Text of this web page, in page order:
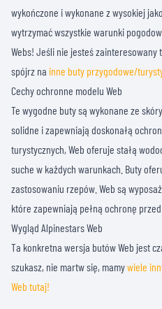
wykończone i wykonane z wysokiej
wytrzymać wszystkie warunki
Webs! Jeśli nie jesteś
spójrz na inne buty przygodowe/
Cechy ochronne modelu Web
Te wygodne buty są wykonane ze
solidne i zapewniają doskonałą
turystycznych, Web oferuje stałą
suche w każdych warunkach. Buty
zastosowaniu rzepów. Web są
które zapewniają pełną ochronę
Wygląd Alpinestars Web
Ta konkretna wersja butów Web jest
szukasz, nie martw się, mamywiele
Web tutaj!